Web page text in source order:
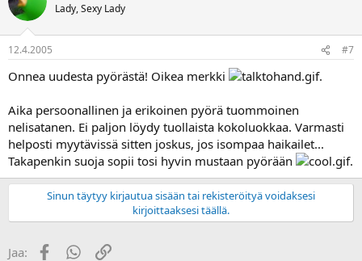
Lady, Sexy Lady
12.4.2005 #7
Onnea uudesta pyörästä! Oikea merkki .
Aika persoonallinen ja erikoinen pyörä tuommoinen
nelisatanen. Ei paljon löydy tuollaista kokoluokkaa. Varmasti
helposti myytävissä sitten joskus, jos isompaa haikailet...
Takapenkin suoja sopii tosi hyvin mustaan pyörään
.
Sinun täytyy kirjautua sisään tai rekisteröityä voidaksesi
kirjoittaaksesi täällä.
Jaa: FacebookWhatsApp
Linkki